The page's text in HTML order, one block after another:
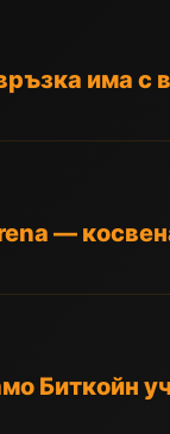
има с
—
Биткойн